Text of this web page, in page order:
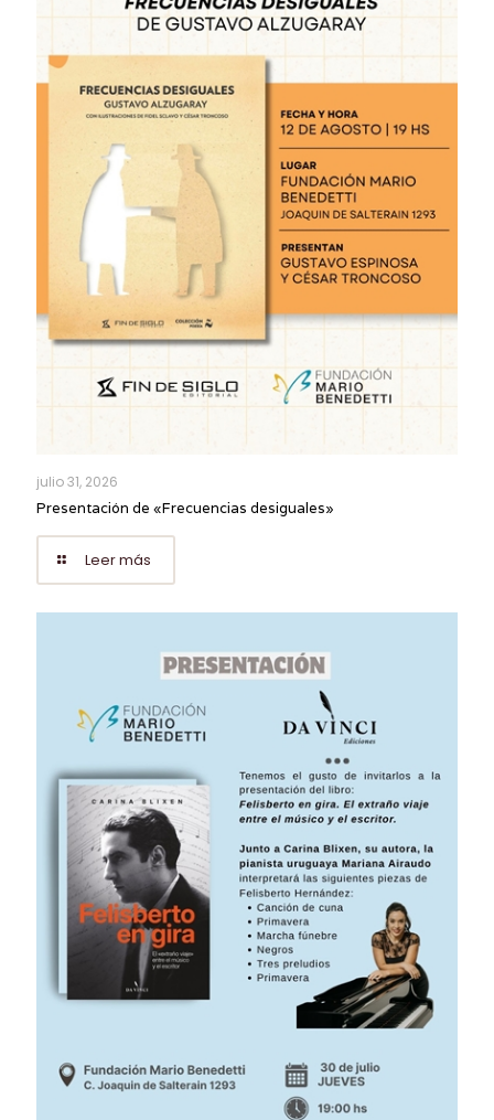
julio 31, 2026
Presentación de «Frecuencias desiguales»
Leer más